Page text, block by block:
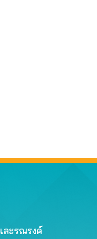
ละรณรงค์